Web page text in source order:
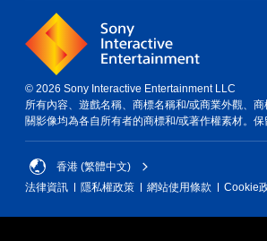
© 2026 Sony Interactive Entertainment LLC
所有內容、遊戲名稱、商標名稱和/或商業外觀、
關影像均為各自所有者的商標和/或著作權素材。保
香港 (繁體中文)
法律資訊
隱私權政策 網站使用條款 Cookie